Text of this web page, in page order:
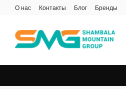
Перейти к основному контенту
О нас Контакты Блог Бренды